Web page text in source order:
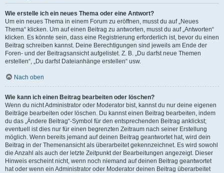
Wie erstelle ich ein neues Thema oder eine Antwort?
Um ein neues Thema in einem Forum zu eröffnen, musst du auf „Neues
Thema“ klicken. Um auf einen Beitrag zu antworten, musst du auf „Antworten“
klicken. Es könnte sein, dass eine Registrierung erforderlich ist, bevor du einen
Beitrag schreiben kannst. Deine Berechtigungen sind jeweils am Ende der
Foren- und der Beitragsansicht aufgelistet. Z. B. „Du darfst neue Themen
erstellen“, „Du darfst Dateianhänge erstellen“ usw.
Nach oben
Wie kann ich einen Beitrag bearbeiten oder löschen?
Wenn du nicht Administrator oder Moderator bist, kannst du nur deine eigenen
Beiträge bearbeiten oder löschen. Du kannst einen Beitrag bearbeiten, indem
du das „Ändere Beitrag“-Symbol für den entsprechenden Beitrag anklickst;
eventuell ist dies nur für einen begrenzten Zeitraum nach seiner Erstellung
möglich. Wenn bereits jemand auf deinen Beitrag geantwortet hat, wird dein
Beitrag in der Themenansicht als überarbeitet gekennzeichnet. Es wird sowohl
die Anzahl als auch der letzte Zeitpunkt der Bearbeitungen angezeigt. Dieser
Hinweis erscheint nicht, wenn noch niemand auf deinen Beitrag geantwortet
hat oder wenn ein Administrator oder Moderator deinen Beitrag überarbeitet